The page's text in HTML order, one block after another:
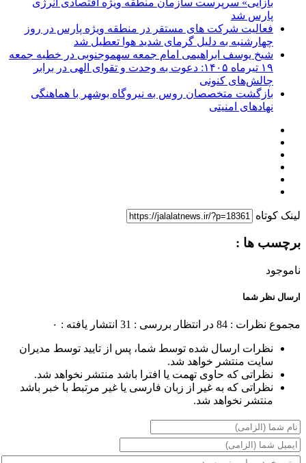
پارس شد
فعالیت شرکت های مستقر در منطقه ویژه پارس در روز
چهارشنبه به دلیل گرمای شدید هوا تعطیل شد
شیخ یوسف ابراهیمی امام جمعه سهموجنوبی در خطبه جمعه
۱۹ تیرماه ۱۴۰۵: دعوت به وحدت و تقوای الهی در برابر
چالش‌های کنونی
بازگشت متخصصان روس به نیروگاه بوشهر با هماهنگی
نهادهای امنیتی
لینک کوتاه
برچسب ها :
ناموجود
ارسال نظر شما
مجموع نظرات : 84 در انتظار بررسی : 31 انتشار یافته : ۰
نظرات ارسال شده توسط شما، پس از تایید توسط مدیران
سایت منتشر خواهد شد.
نظراتی که حاوی تهمت یا افترا باشد منتشر نخواهد شد.
نظراتی که به غیر از زبان فارسی یا غیر مرتبط با خبر باشد
منتشر نخواهد شد.